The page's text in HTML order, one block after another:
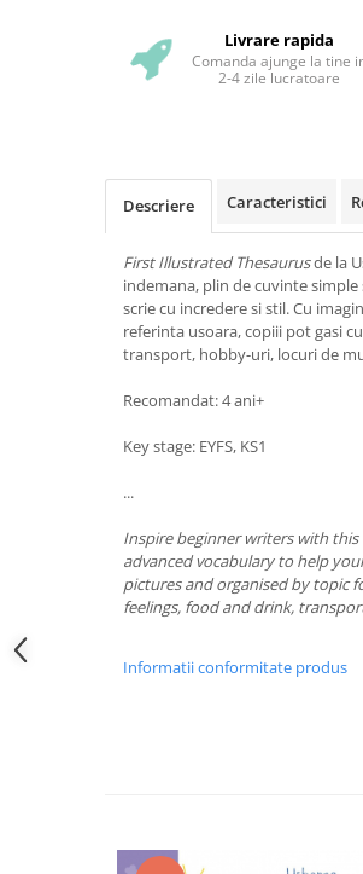
Livrare rapida
Comanda ajunge la tine
2-4 zile lucratoare
Descriere Caracteristici
First Illustrated Thesaurusde la
indemana, plin de cuvinte
scrie cu incredere si stil. Cu
referinta usoara, copiii pot gasi
transport, hobby-uri, locuri de
Recomandat: 4 ani+
Key stage: EYFS, KS1
...
Inspire beginner writers with
advanced vocabulary to help
pictures and organised by topic
feelings, food and drink,
Informatii conformitate produs